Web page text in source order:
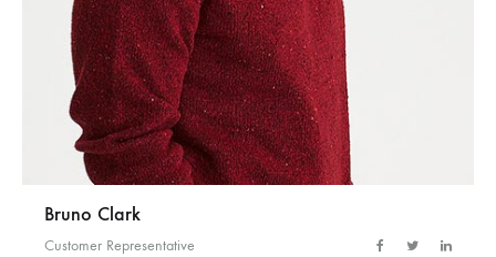
Bruno Clark
Customer Representative